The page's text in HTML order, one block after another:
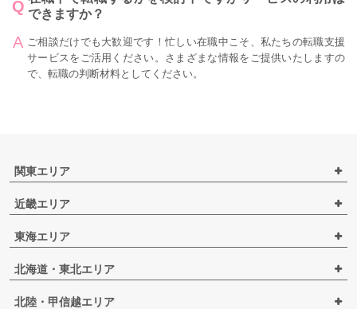
できますか？
ご相談だけでも大歓迎です！忙しい在職中こそ、私たちの転職支援
サービスをご活用ください。さまざまな情報をご提供いたしますの
で、転職の判断材料としてください。
関東エリア
近畿エリア
東海エリア
北海道・東北エリア
北陸・甲信越エリア